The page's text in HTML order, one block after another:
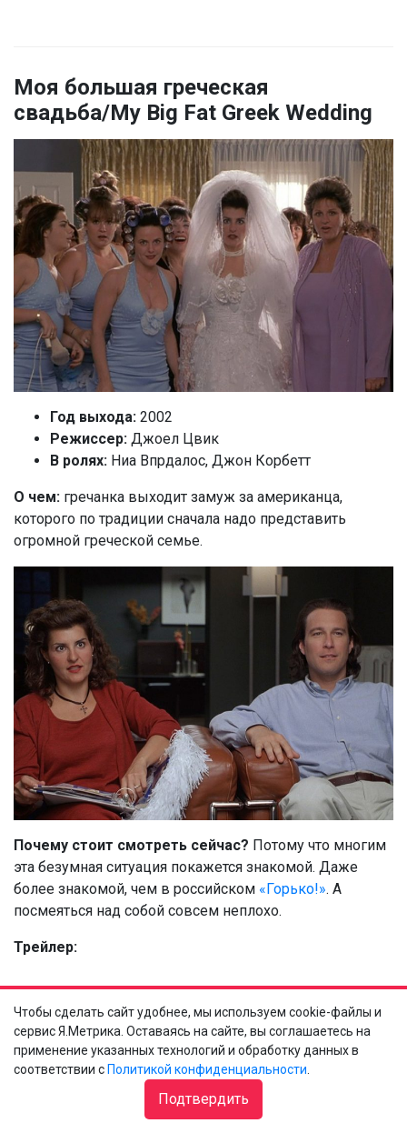
Моя большая греческая
свадьба/My Big Fat Greek Wedding
Год выхода: 2002
Режиссер: Джоел Цвик
В ролях: Ниа Впрдалос, Джон Корбетт
О чем: гречанка выходит замуж за американца,
которого по традиции сначала надо представить
огромной греческой семье.
Почему стоит смотреть сейчас? Потому что многим
эта безумная ситуация покажется знакомой. Даже
более знакомой, чем в российском «Горько!». А
посмеяться над собой совсем неплохо.
Трейлер:
Чтобы сделать сайт удобнее, мы используем cookie-файлы и
сервис Я.Метрика. Оставаясь на сайте, вы соглашаетесь на
применение указанных технологий и обработку данных в
соответствии с Политикой конфиденциальности
Подтвердить